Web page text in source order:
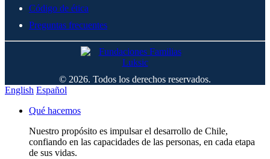
Código de ética
Preguntas frecuentes
© 2026. Todos los derechos reservados.
English Español
Qué hacemos
Nuestro propósito es impulsar el desarrollo de Chile,
confiando en las capacidades de las personas, en cada etapa
de sus vidas.